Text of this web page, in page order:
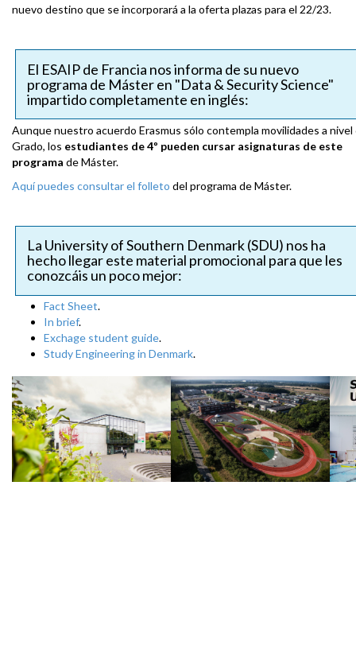
nuevo destino que se incorporará a la oferta plazas para el 22/23.
El ESAIP de Francia nos informa de su nuevo
programa de Máster en "Data & Security Science"
impartido completamente en inglés:
Aunque nuestro acuerdo Erasmus sólo contempla movilidades a nivel
Grado, los estudiantes de 4º pueden cursar asignaturas de este
programa de Máster.
Aquí puedes consultar el folleto del programa de Máster.
La University of Southern Denmark (SDU) nos ha
hecho llegar este material promocional para que les
conozcáis un poco mejor:
Fact Sheet.
In brief.
Exchage student guide.
Study Engineering in Denmark.